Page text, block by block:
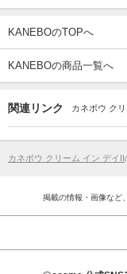
KANEBOのTOPへ
KANEBOの商品一覧へ
関連リンク カネボウ ク
カネボウ クリーム イン デイII
掲載の情報・画像など